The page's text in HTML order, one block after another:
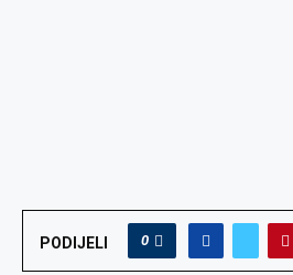
PODIJELI 0